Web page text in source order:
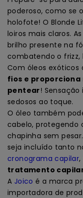
poderoso, como se
holofote! O Blonde
loiros mais claros.
brilho presente na
combatendo o
Com óleos
fios e proporciona
pentear!
sedosos ao toque.
O óleo também
cabelo, protegendo
chapinha sem
seja incluído tanto
cronograma capilar,
tratamento
A Joico é a marca
importadora de